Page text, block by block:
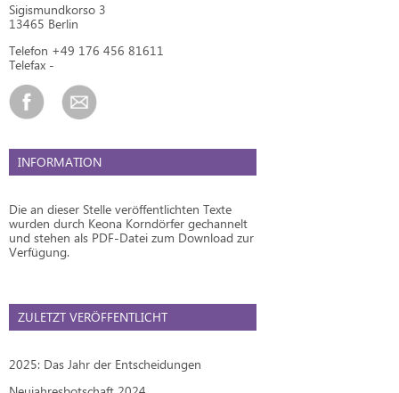
Sigismundkorso 3
13465 Berlin
Telefon +49 176 456 81611
Telefax -
INFORMATION
Die an dieser Stelle veröffentlichten Texte
wurden durch Keona Korndörfer gechannelt
und stehen als PDF-Datei zum Download zur
Verfügung.
ZULETZT VERÖFFENTLICHT
2025: Das Jahr der Entscheidungen